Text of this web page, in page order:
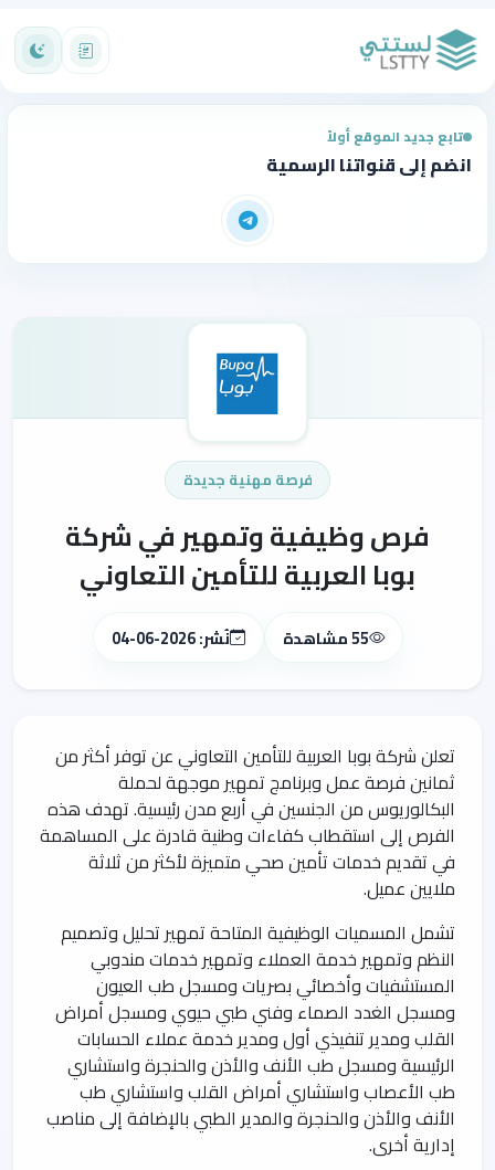
تابع جديد الموقع أولاً
انضم إلى قنواتنا الرسمية
فرصة مهنية جديدة
فرص وظيفية وتمهير في شركة
بوبا العربية للتأمين التعاوني
55 مشاهدة نُشر: 2026-06-04
تعلن شركة بوبا العربية للتأمين التعاوني عن توفر أكثر من
ثمانين فرصة عمل وبرنامج تمهير موجهة لحملة
البكالوريوس من الجنسين في أربع مدن رئيسية. تهدف هذه
الفرص إلى استقطاب كفاءات وطنية قادرة على المساهمة
في تقديم خدمات تأمين صحي متميزة لأكثر من ثلاثة
ملايين عميل.
تشمل المسميات الوظيفية المتاحة تمهير تحليل وتصميم
النظم وتمهير خدمة العملاء وتمهير خدمات مندوبي
المستشفيات وأخصائي بصريات ومسجل طب العيون
ومسجل الغدد الصماء وفني طبي حيوي ومسجل أمراض
القلب ومدير تنفيذي أول ومدير خدمة عملاء الحسابات
الرئيسية ومسجل طب الأنف والأذن والحنجرة واستشاري
طب الأعصاب واستشاري أمراض القلب واستشاري طب
الأنف والأذن والحنجرة والمدير الطبي بالإضافة إلى مناصب
إدارية أخرى.